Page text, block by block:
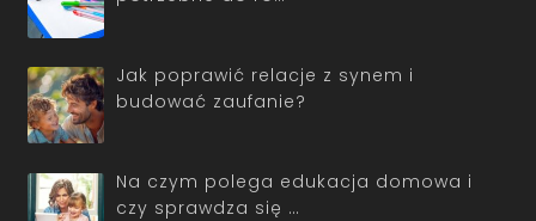
Jak poprawić relacje z synem i
budować zaufanie?
Na czym polega edukacja domowa i
czy sprawdza się …